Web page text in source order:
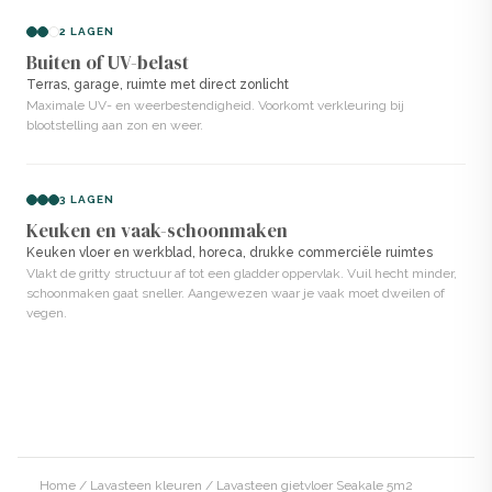
Normale stucproducten worden ook handmatig
aangebracht met een spaan. Ze hebben een
vergelijkbare betonlook, maar zijn minder slijtvast en
waterdicht dan de Lavasteen variant.
aangebracht en vormt een strakke, glanzende en
kunstmatige laag, opgebouwd uit epoxyhars. Deze
verkopen we niet.
Voordelen van Lavasteen gietvloer
Waterdicht en vlekbestendig. Geschikt voor natte
2 LAGEN
Buiten of UV-belast
Terras, garage, ruimte met direct zonlicht
Maximale UV- en weerbestendigheid. Voorkomt verkleuring bij
blootstelling aan zon en weer.
3 LAGEN
Keuken en vaak-schoonmaken
Keuken vloer en werkblad, horeca, drukke commerciële ruimtes
Vlakt de gritty structuur af tot een gladder oppervlak. Vuil hecht minder,
schoonmaken gaat sneller. Aangewezen waar je vaak moet dweilen of
vegen.
Home / Lavasteen kleuren / Lavasteen gietvloer Seakale 5m2